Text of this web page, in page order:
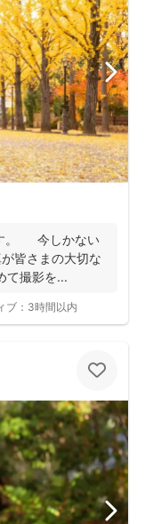
。 今しかない
皆さまの大切な
て撮影を...
ブ： 3時間以内